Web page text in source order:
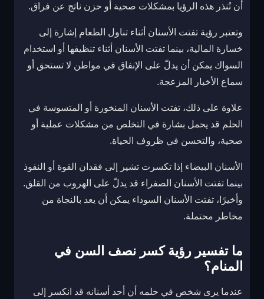
أن تُنذر هذه الرؤيا بمشكلات صحية أو حزن ناتج عن فراق.
وتعتبر رؤية تفتت الأسنان أثناء تناول الطعام إشارة إلى
خسارة المالية، بينما تفتت الأسنان أثناء تنظيفها أو استخدام
السواك يمكن أن يدلّ على الإنفاق في مواطن لا تستحق أو
سماع الأخبار المزعجة.
علاوة على ذلك، تفتت الأسنان المنخورة أو المتسوسة في
الحلم قد يحمل بشارة في التخلص من مشكلات عملية أو
صحية، والتحسن في ظروف الحياة.
الأسنان البيضاء إذا تكسرت تشير إلى فقدان القوة أو النفوذ
بينما تفتت الأسنان الصفراء قد يدلّ على الهروب من القلق.
وأخيرًا، تفتت الأسنان السوداء يمكن أن يعد بالنجاة من
مخاطر محتملة.
ما تفسير رؤية كسر نصف السن في
المنام؟
عندما يرى شخص في حلمه أن أحد أسنانه قد انكسر إلى